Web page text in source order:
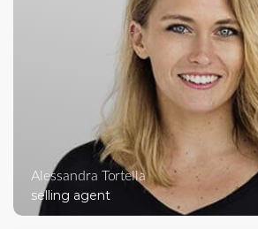
Alessandra Tortella
selling agent